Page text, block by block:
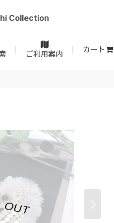
Collection
ご利用案内
カート